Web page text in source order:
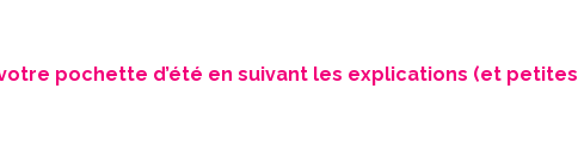
pochette d’été en suivant les explications (et petites